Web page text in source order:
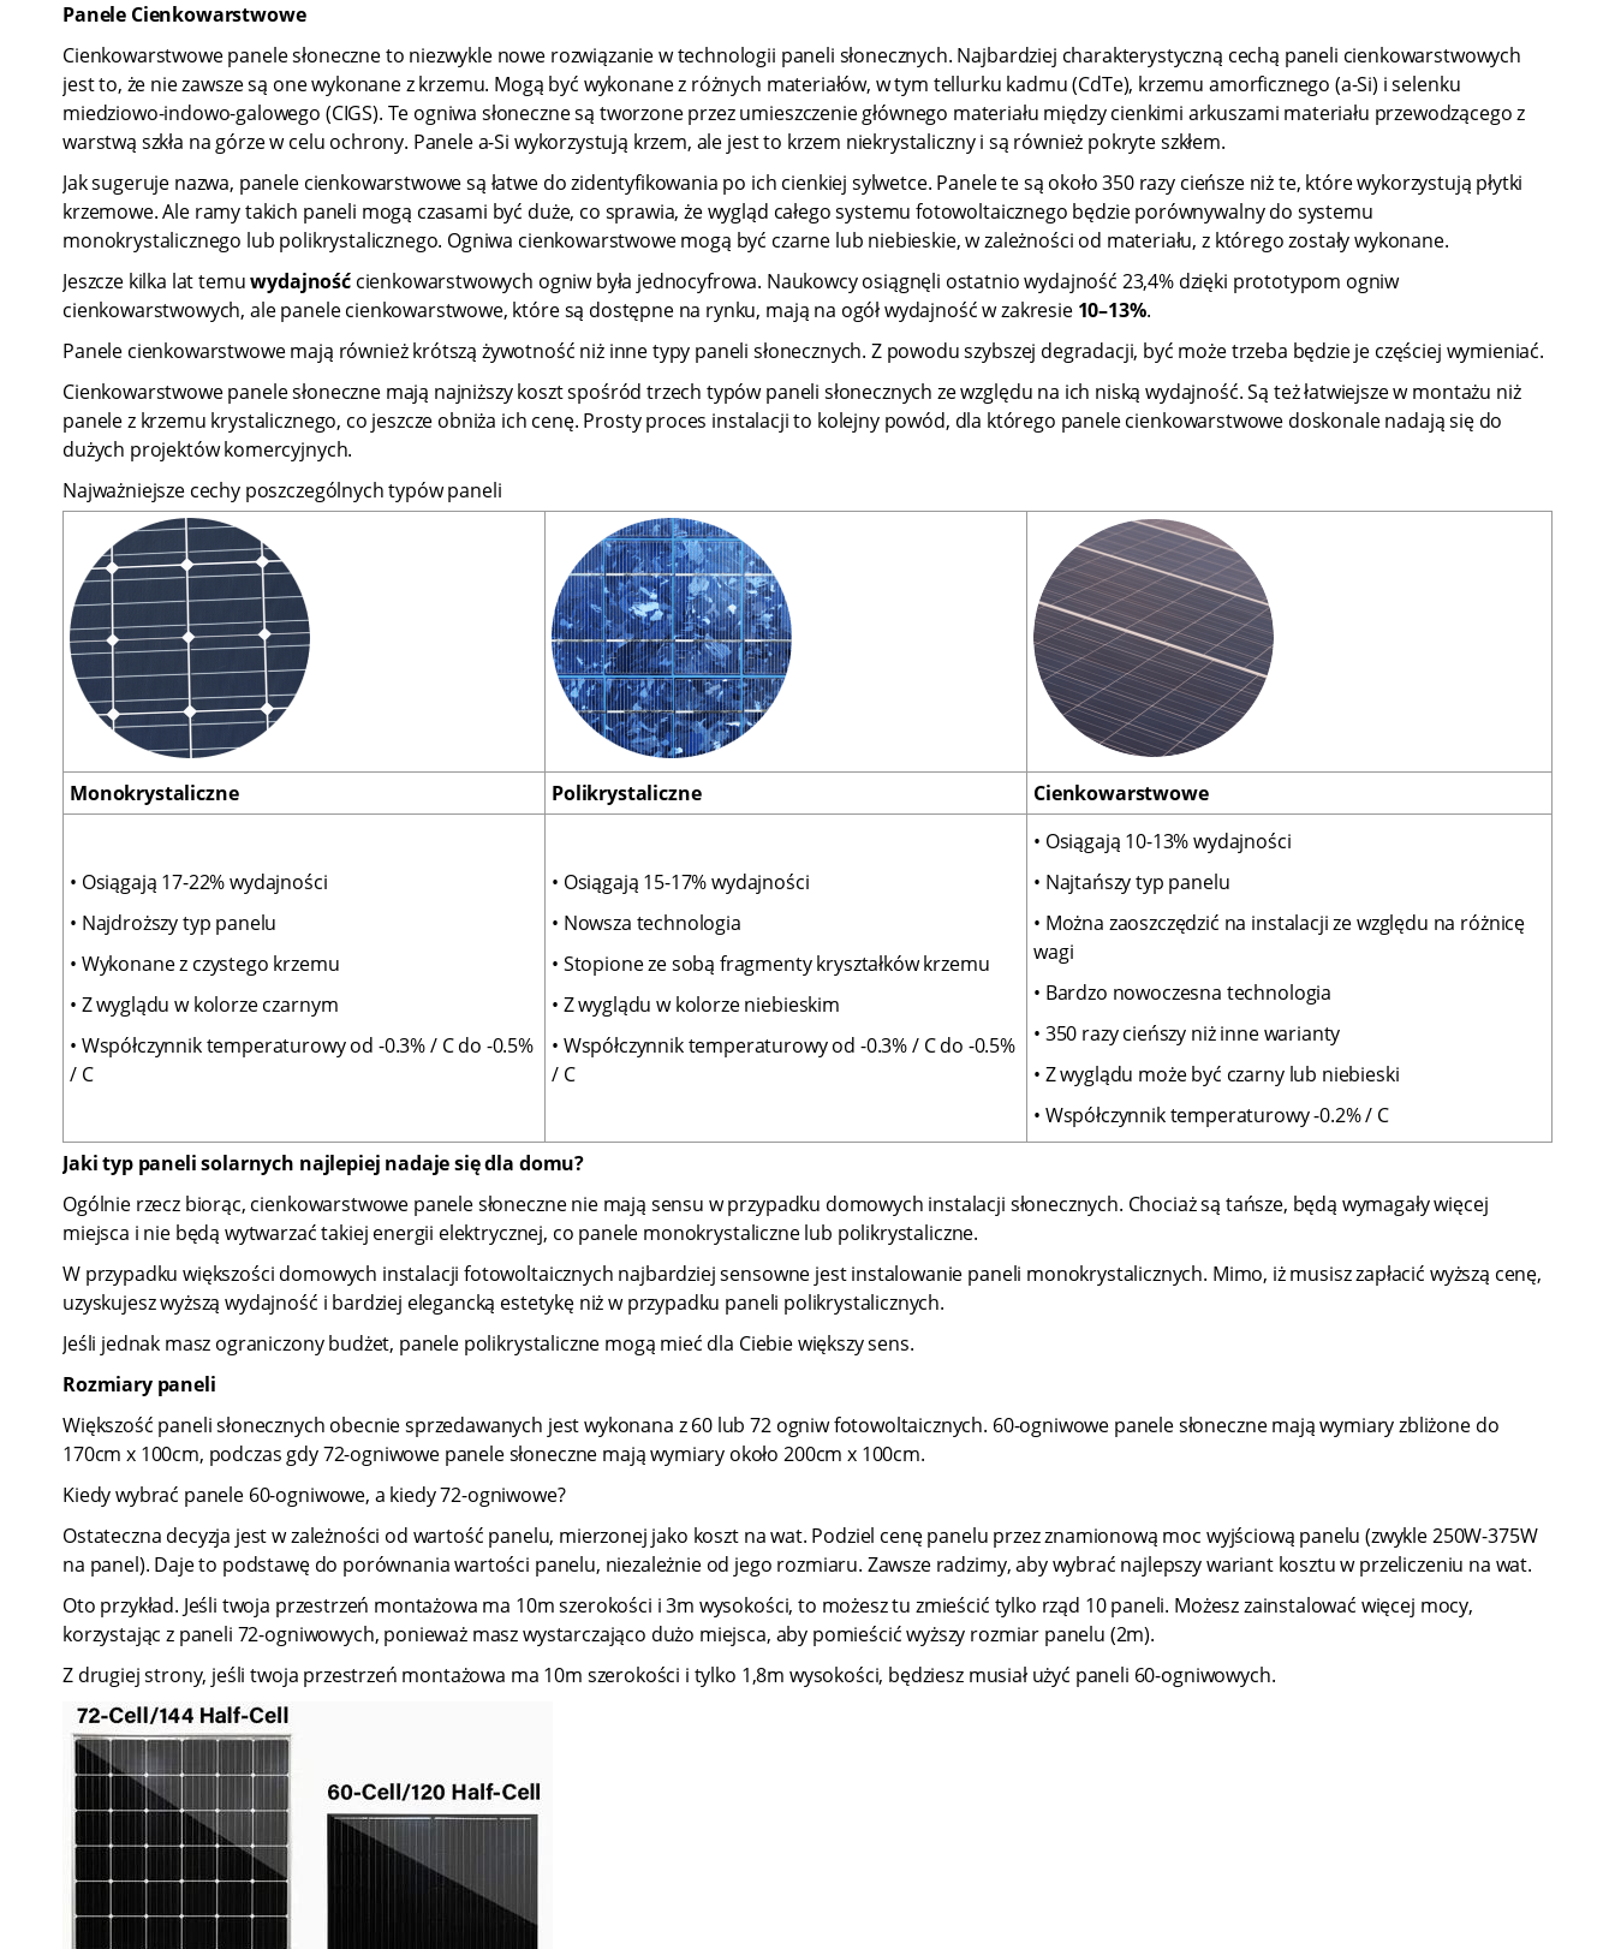
Panele Cienkowarstwowe
Cienkowarstwowe panele słoneczne to niezwykle nowe rozwiązanie w technologii paneli słonecznych. Najbardziej charakterystyczną cechą paneli cienkowarstwowych
jest to, że nie zawsze są one wykonane z krzemu. Mogą być wykonane z różnych materiałów, w tym tellurku kadmu (CdTe), krzemu amorficznego (a-Si) i selenku
miedziowo-indowo-galowego (CIGS). Te ogniwa słoneczne są tworzone przez umieszczenie głównego materiału między cienkimi arkuszami materiału przewodzącego z
warstwą szkła na górze w celu ochrony. Panele a-Si wykorzystują krzem, ale jest to krzem niekrystaliczny i są również pokryte szkłem.
Jak sugeruje nazwa, panele cienkowarstwowe są łatwe do zidentyfikowania po ich cienkiej sylwetce. Panele te są około 350 razy cieńsze niż te, które wykorzystują płytki
krzemowe. Ale ramy takich paneli mogą czasami być duże, co sprawia, że wygląd całego systemu fotowoltaicznego będzie porównywalny do systemu
monokrystalicznego lub polikrystalicznego. Ogniwa cienkowarstwowe mogą być czarne lub niebieskie, w zależności od materiału, z którego zostały wykonane.
Jeszcze kilka lat temuwydajnośćcienkowarstwowych ogniw była jednocyfrowa. Naukowcy osiągnęli ostatnio wydajność 23,4% dzięki prototypom ogniw
cienkowarstwowych, ale panele cienkowarstwowe, które są dostępne na rynku, mają na ogół wydajność w zakresie 10–13%.
Panele cienkowarstwowe mają również krótszą żywotność niż inne typy paneli słonecznych. Z powodu szybszej degradacji, być może trzeba będzie je częściej wymieniać.
Cienkowarstwowe panele słoneczne mają najniższy koszt spośród trzech typów paneli słonecznych ze względu na ich niską wydajność. Są też łatwiejsze w montażu niż
panele z krzemu krystalicznego, co jeszcze obniża ich cenę. Prosty proces instalacji to kolejny powód, dla którego panele cienkowarstwowe doskonale nadają się do
dużych projektów komercyjnych.
Najważniejsze cechy poszczególnych typów paneli
Monokrystaliczne Polikrystaliczne Cienkowarstwowe
• Osiągają 17-22% wydajności
• Najdroższy typ panelu
• Wykonane z czystego krzemu
• Z wyglądu w kolorze czarnym
• Współczynnik temperaturowy od -0.3% / C do -0.5%
/ C
• Osiągają 15-17% wydajności
• Nowsza technologia
• Stopione ze sobą fragmenty kryształków krzemu
• Z wyglądu w kolorze niebieskim
• Współczynnik temperaturowy od -0.3% / C do -0.5%
/ C
• Osiągają 10-13% wydajności
• Najtańszy typ panelu
• Można zaoszczędzić na instalacji ze względu na różnicę
wagi
• Bardzo nowoczesna technologia
• 350 razy cieńszy niż inne warianty
• Z wyglądu może być czarny lub niebieski
• Współczynnik temperaturowy -0.2% / C
Jaki typ paneli solarnych najlepiej nadaje się dla domu?
Ogólnie rzecz biorąc, cienkowarstwowe panele słoneczne nie mają sensu w przypadku domowych instalacji słonecznych. Chociaż są tańsze, będą wymagały więcej
miejsca i nie będą wytwarzać takiej energii elektrycznej, co panele monokrystaliczne lub polikrystaliczne.
W przypadku większości domowych instalacji fotowoltaicznych najbardziej sensowne jest instalowanie paneli monokrystalicznych. Mimo, iż musisz zapłacić wyższą cenę,
uzyskujesz wyższą wydajność i bardziej elegancką estetykę niż w przypadku paneli polikrystalicznych.
Jeśli jednak masz ograniczony budżet, panele polikrystaliczne mogą mieć dla Ciebie większy sens.
Rozmiary paneli
Większość paneli słonecznych obecnie sprzedawanych jest wykonana z 60 lub 72 ogniw fotowoltaicznych. 60-ogniwowe panele słoneczne mają wymiary zbliżone do
170cm x 100cm, podczas gdy 72-ogniwowe panele słoneczne mają wymiary około 200cm x 100cm.
Kiedy wybrać panele 60-ogniwowe, a kiedy 72-ogniwowe?
Ostateczna decyzja jest w zależności od wartość panelu, mierzonej jako koszt na wat. Podziel cenę panelu przez znamionową moc wyjściową panelu (zwykle 250W-375W
na panel). Daje to podstawę do porównania wartości panelu, niezależnie od jego rozmiaru. Zawsze radzimy, aby wybrać najlepszy wariant kosztu w przeliczeniu na wat.
Oto przykład. Jeśli twoja przestrzeń montażowa ma 10m szerokości i 3m wysokości, to możesz tu zmieścić tylko rząd 10 paneli. Możesz zainstalować więcej mocy,
korzystając z paneli 72-ogniwowych, ponieważ masz wystarczająco dużo miejsca, aby pomieścić wyższy rozmiar panelu (2m).
Z drugiej strony, jeśli twoja przestrzeń montażowa ma 10m szerokości i tylko 1,8m wysokości, będziesz musiał użyć paneli 60-ogniwowych.